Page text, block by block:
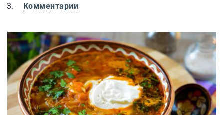
Комментарии
Борщ со сметаной и зеленью